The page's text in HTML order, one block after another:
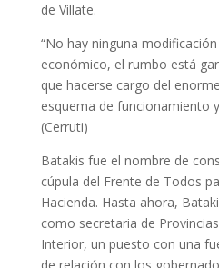
de Villate.
“No hay ninguna
económico, el rumbo está
que hacerse cargo del
esquema de funcionamiento
(Cerruti)
Batakis fue el nombre de
cúpula del Frente de Todos
Hacienda. Hasta ahora,
como secretaria de
Interior, un puesto con una